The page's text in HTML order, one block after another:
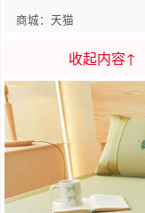
商城：天猫
收起内容↑